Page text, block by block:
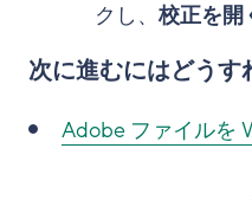
クし、校正を開
次に進むにはどうす
Adobe ファイルを